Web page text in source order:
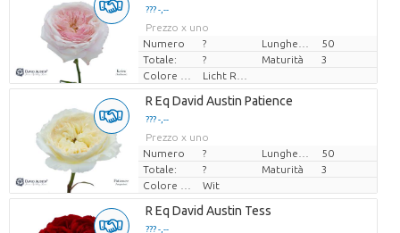
??? -,--
Prezzo x uno
Numero
?
50
Totale:
? Maturità
3
R Eq David Austin Patience
??? -,--
Prezzo x uno
Numero
?
50
Totale:
? Maturità
3
Wit
R Eq David Austin Tess
??? -,--